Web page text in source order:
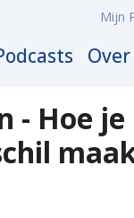
Over
Meta
Mijn
- Hoe